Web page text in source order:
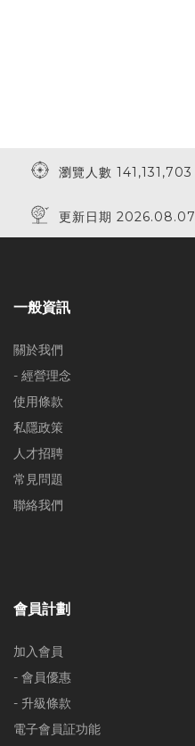
瀏覽人數 141,131,703
更新日期 2026.08.07
一般資訊
關於我們
- 經營理念
使用條款
私隱政策
人才招聘
常見問題
聯絡我們
會員計劃
加入會員
- 會員優惠
- 升級條款
電子會員証功能